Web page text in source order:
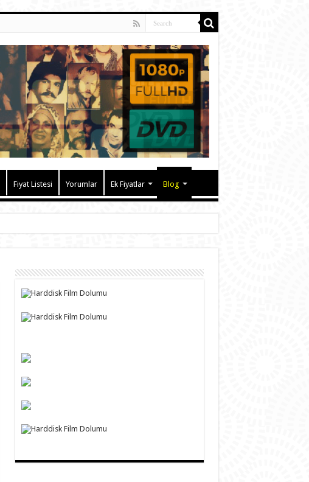
Fiyat Listesi Yorumlar Ek Fiyatlar Blog